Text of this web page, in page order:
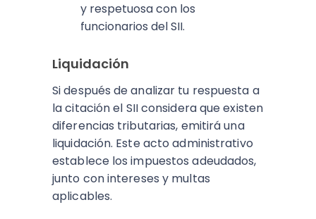
y respetuosa con los
funcionarios del SII.
Liquidación
Si después de analizar tu respuesta a
la citación el SII considera que existen
diferencias tributarias, emitirá una
liquidación. Este acto administrativo
establece los impuestos adeudados,
junto con intereses y multas
aplicables.